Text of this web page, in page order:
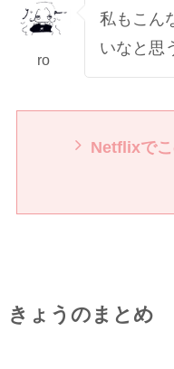
ro
私もこん
いなと思
Netflixで
きょうのまとめ